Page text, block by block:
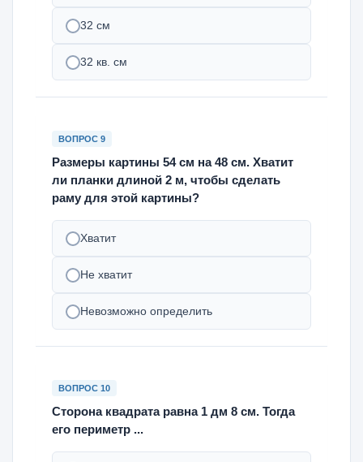
32 см
32 кв. см
ВОПРОС 9
Размеры картины 54 см на 48 см. Хватит
ли планки длиной 2 м, чтобы сделать
раму для этой картины?
Хватит
Не хватит
Невозможно определить
ВОПРОС 10
Сторона квадрата равна 1 дм 8 см. Тогда
его периметр ...